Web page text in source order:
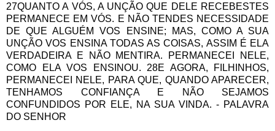
27QUANTO A VÓS, A UNÇÃO QUE DELE RECEBESTES
PERMANECE EM VÓS. E NÃO TENDES NECESSIDADE
DE QUE ALGUÉM VOS ENSINE; MAS, COMO A SUA
UNÇÃO VOS ENSINA TODAS AS COISAS, ASSIM É ELA
VERDADEIRA E NÃO MENTIRA. PERMANECEI NELE,
COMO ELA VOS ENSINOU. 28E AGORA, FILHINHOS,
PERMANECEI NELE, PARA QUE, QUANDO APARECER,
TENHAMOS CONFIANÇA E NÃO SEJAMOS
CONFUNDIDOS POR ELE, NA SUA VINDA. - PALAVRA
DO SENHOR